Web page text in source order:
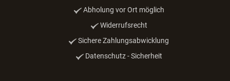
Abholung vor Ort möglich
Widerrufsrecht
Sichere Zahlungsabwicklung
Datenschutz - Sicherheit